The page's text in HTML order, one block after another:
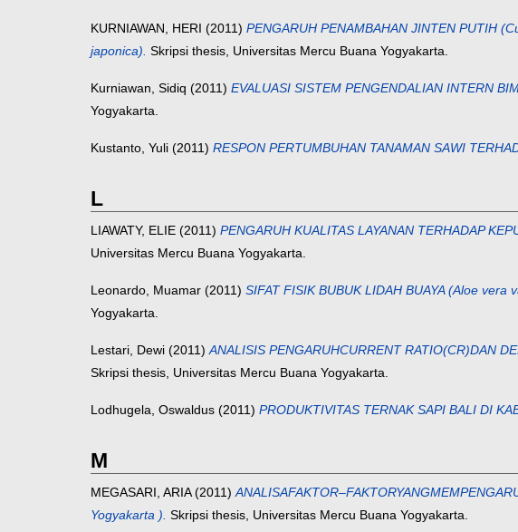
KURNIAWAN, HERI (2011) PENGARUH PENAMBAHAN JINTEN PUTIH
japonica). Skripsi thesis, Universitas Mercu Buana Yogyakarta.
Kurniawan, Sidiq (2011) EVALUASI SISTEM PENGENDALIAN INTERN
Yogyakarta.
Kustanto, Yuli (2011) RESPON PERTUMBUHAN TANAMAN SAWI
L
LIAWATY, ELIE (2011) PENGARUH KUALITAS LAYANAN TERHADAP
Universitas Mercu Buana Yogyakarta.
Leonardo, Muamar (2011) SIFAT FISIK BUBUK LIDAH BUAYA (Aloe vera
Yogyakarta.
Lestari, Dewi (2011)ANALISIS PENGARUHCURRENT RATIO(CR)DAN
Skripsi thesis, Universitas Mercu Buana Yogyakarta.
Lodhugela, Oswaldus (2011) PRODUKTIVITAS TERNAK SAPI BALI DI
M
MEGASARI, ARIA(2011)
Yogyakarta ). Skripsi thesis, Universitas Mercu Buana Yogyakarta.